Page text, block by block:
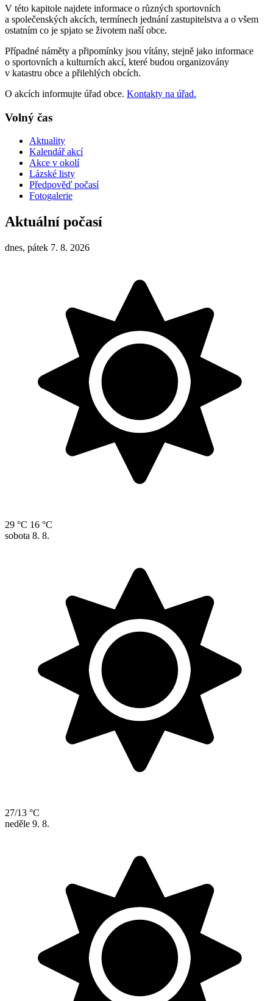
V této kapitole najdete informace o různých sportovních
a společenských akcích, termínech jednání zastupitelstva a o všem
ostatním co je spjato se životem naší obce.
Případné náměty a připomínky jsou vítány, stejně jako informace
o sportovních a kulturních akcí, které budou organizovány
v katastru obce a přilehlých obcích.
O akcích informujte úřad obce. Kontakty na úřad.
Volný čas
Aktuality
Kalendář akcí
Akce v okolí
Lázské listy
Předpověď počasí
Fotogalerie
Aktuální počasí
dnes, pátek 7. 8. 2026
29 °C 16 °C
sobota 8. 8.
27/13 °C
neděle 9. 8.